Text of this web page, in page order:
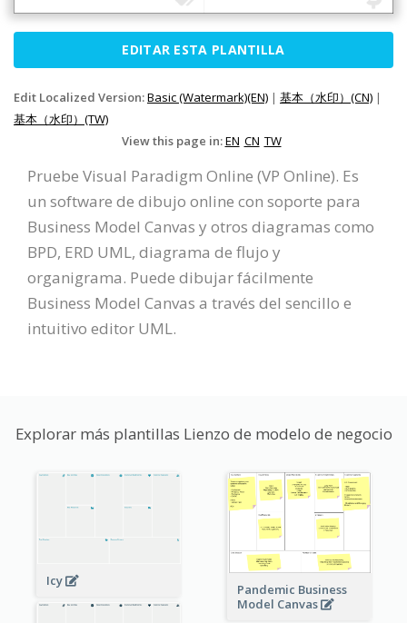
EDITAR ESTA PLANTILLA
Edit Localized Version:Basic (Watermark)(EN) | 基本（水印）(CN) |
基本（水印）(TW)
View this page in:EN CN TW
Pruebe Visual Paradigm Online (VP Online). Es
un software de dibujo online con soporte para
Business Model Canvas y otros diagramas como
BPD, ERD UML, diagrama de flujo y
organigrama. Puede dibujar fácilmente
Business Model Canvas a través del sencillo e
intuitivo editor UML.
Explorar más plantillas Lienzo de modelo de negocio
Icy
Pandemic Business
Model Canvas